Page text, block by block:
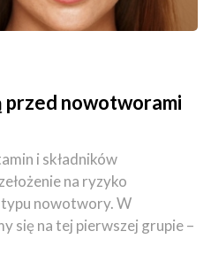
przed nowotworami
i składników
na ryzyko
nowotwory. W
się na tej pierwszej grupie –